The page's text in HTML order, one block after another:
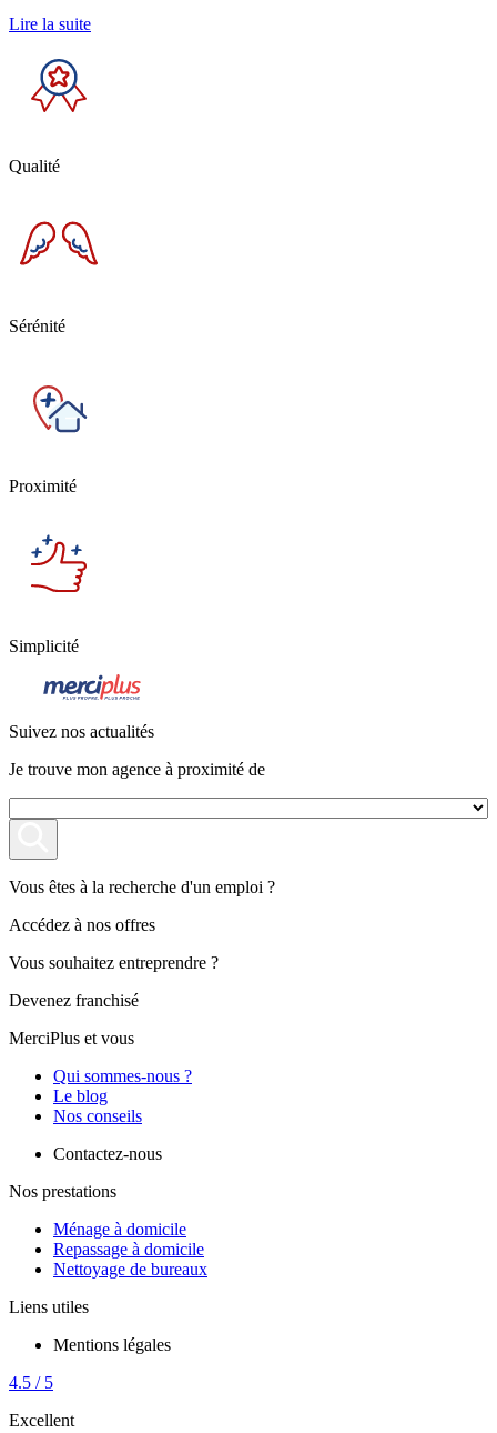
Lire la suite
Qualité
Sérénité
Proximité
Simplicité
Suivez nos actualités
Je trouve mon agence à proximité de
Vous êtes à la recherche d'un emploi ?
Accédez à nos offres
Vous souhaitez entreprendre ?
Devenez franchisé
MerciPlus et vous
Qui sommes-nous ?
Le blog
Nos conseils
Contactez-nous
Nos prestations
Ménage à domicile
Repassage à domicile
Nettoyage de bureaux
Liens utiles
Mentions légales
4.5 / 5
Excellent